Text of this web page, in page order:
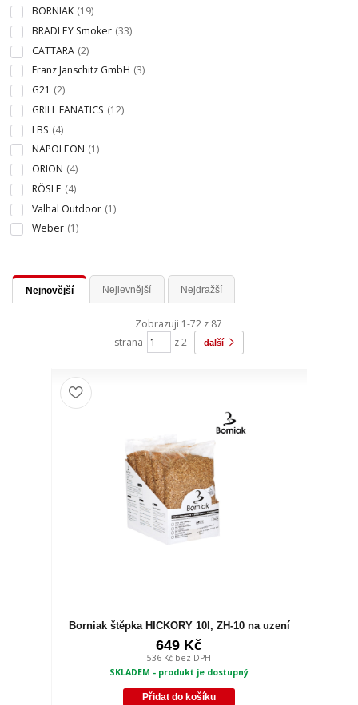
BORNIAK (19)
BRADLEY Smoker (33)
CATTARA (2)
Franz Janschitz GmbH (3)
G21 (2)
GRILL FANATICS (12)
LBS (4)
NAPOLEON (1)
ORION (4)
RÖSLE (4)
Valhal Outdoor (1)
Weber (1)
Nejnovější Nejlevnější Nejdražší
Zobrazuji 1-72 z 87
strana
z 2 další
Borniak štěpka HICKORY 10l, ZH-10 na uzení
649 Kč
536 Kč bez DPH
SKLADEM - produkt je dostupný
Přidat do košíku